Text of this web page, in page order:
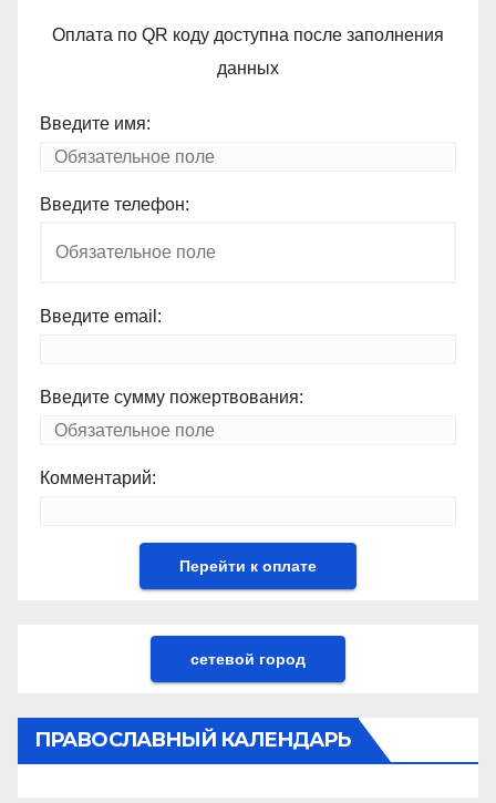
Оплата по QR коду доступна после заполнения
данных
Введите имя:
Введите телефон:
Введите email:
Введите сумму пожертвования:
Комментарий:
сетевой город
ПРАВОСЛАВНЫЙ КАЛЕНДАРЬ